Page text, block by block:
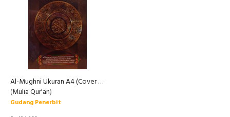
Al-Mughni Ukuran A4 (Cover Coklat)
(Mulia Qur'an)
Gudang Penerbit